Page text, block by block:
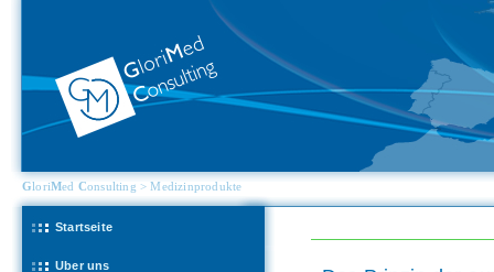
GloriMed Consulting > Medizinprodukte
Startseite
Uber uns